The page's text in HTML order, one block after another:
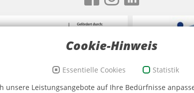
Cookie-Hinweis
Essentielle Cookies
Statistik
Leistungsangebote auf Ihre Bedürfnisse